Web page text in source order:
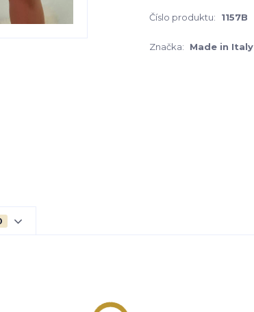
Číslo produktu: 1157B
Značka:
Made in Italy